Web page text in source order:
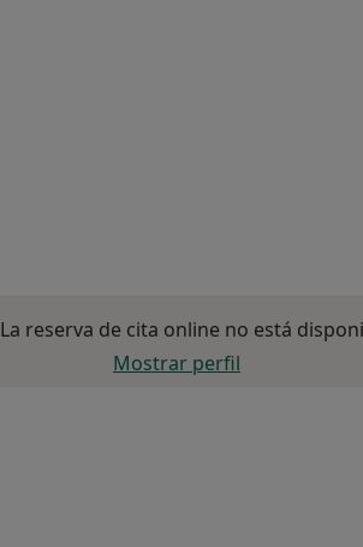
La reserva de cita online no está
Mostrar perfil